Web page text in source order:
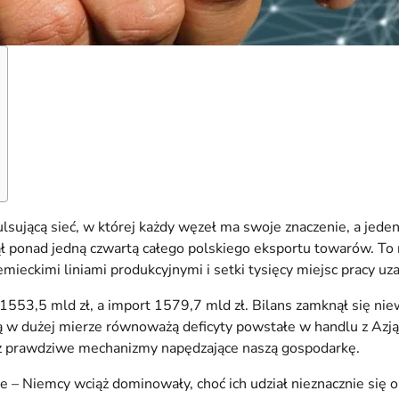
sieć, w której każdy węzeł ma swoje znaczenie, a
jedną czwartą całego polskiego eksportu towarów.
liniami produkcyjnymi i setki tysięcy miejsc pracy
mld zł, a import 1579,7 mld zł. Bilans zamknął się
dużej mierze równoważą deficyty powstałe w handlu z
mechanizmy napędzające naszą gospodarkę.
wciąż dominowały, choć ich udział nieznacznie się